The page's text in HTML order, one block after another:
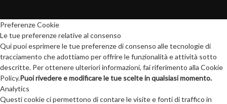
Preferenze Cookie
Le tue preferenze relative al consenso
Qui puoi esprimere le tue preferenze di consenso alle tecnologie di
tracciamento che adottiamo per offrire le funzionalità e attività sotto
descritte. Per ottenere ulteriori informazioni, fai riferimento alla Cookie
Policy.Puoi rivedere e modificare le tue scelte in qualsiasi momento.
Analytics
Questi cookie ci permettono di contare le visite e fonti di traffico in